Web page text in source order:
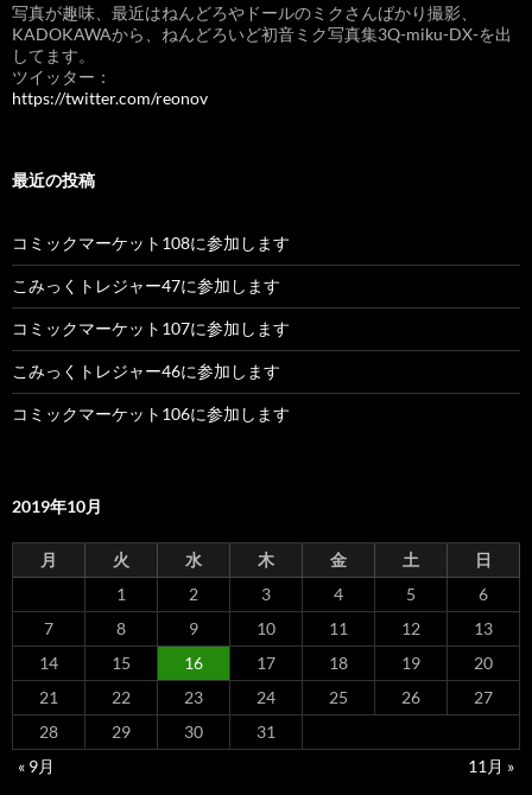
写真が趣味、最近はねんどろやドールのミクさんばかり撮影、
KADOKAWAから、ねんどろいど初音ミク写真集3Q-miku-DX-を出
してます。
ツイッター：
https://twitter.com/reonov
最近の投稿
コミックマーケット108に参加します
こみっくトレジャー47に参加します
コミックマーケット107に参加します
こみっくトレジャー46に参加します
コミックマーケット106に参加します
2019年10月
月 火 水 木 金 土
日
1
2 3 4 5
6
7
8 9 10 11 12
13
14
15 16 17 18 19
20
21
22 23 24 25 26
27
28
29 30
31
« 9月
11月 »